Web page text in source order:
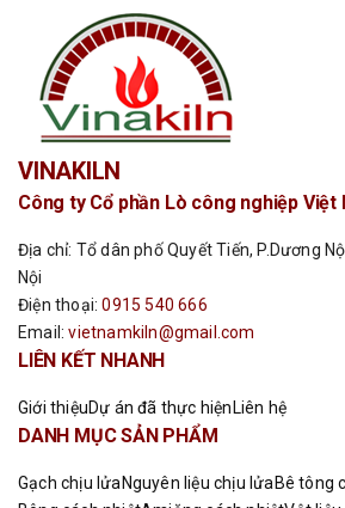
VINAKILN
Công ty Cổ phần Lò công nghiệp Việt
Địa chỉ: Tổ dân phố Quyết Tiến, P.Dương
Nội
Điện thoại:0915 540 666
Email:vietnamkiln@gmail.com
LIÊN KẾT NHANH
Giới thiệuDự án đã thực hiện Liên hệ
DANH MỤC SẢN PHẨM
Gạch chịu lửa Nguyên liệu chịu lửa Bê tông